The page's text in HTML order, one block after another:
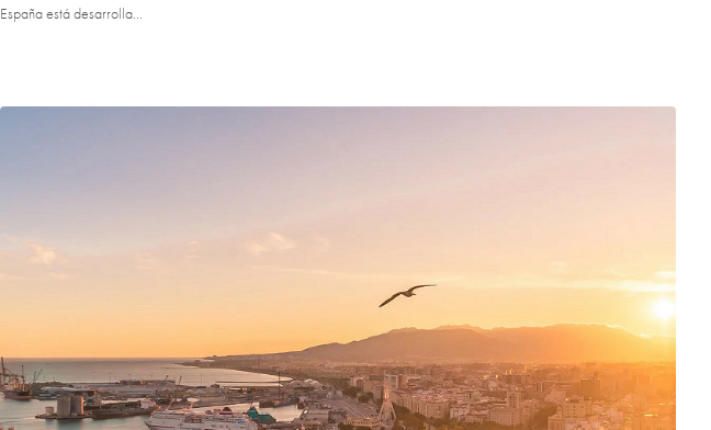
España está desarrolla...